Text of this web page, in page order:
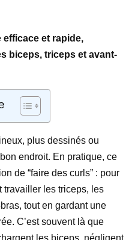
efficace et rapide,
biceps, triceps et avant-
plus dessinés ou
endroit. En pratique, ce
de “faire des curls” : pour
travailler les triceps, les
tout en gardant une
C’est souvent là que
les biceps, négligent